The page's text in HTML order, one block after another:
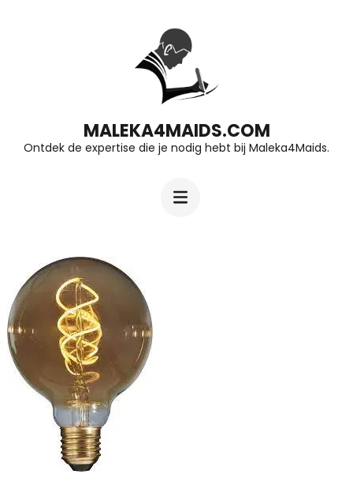
Enter)
MALEKA4MAIDS.COM
Ontdek de expertise die je nodig hebt bij Maleka4Maids.